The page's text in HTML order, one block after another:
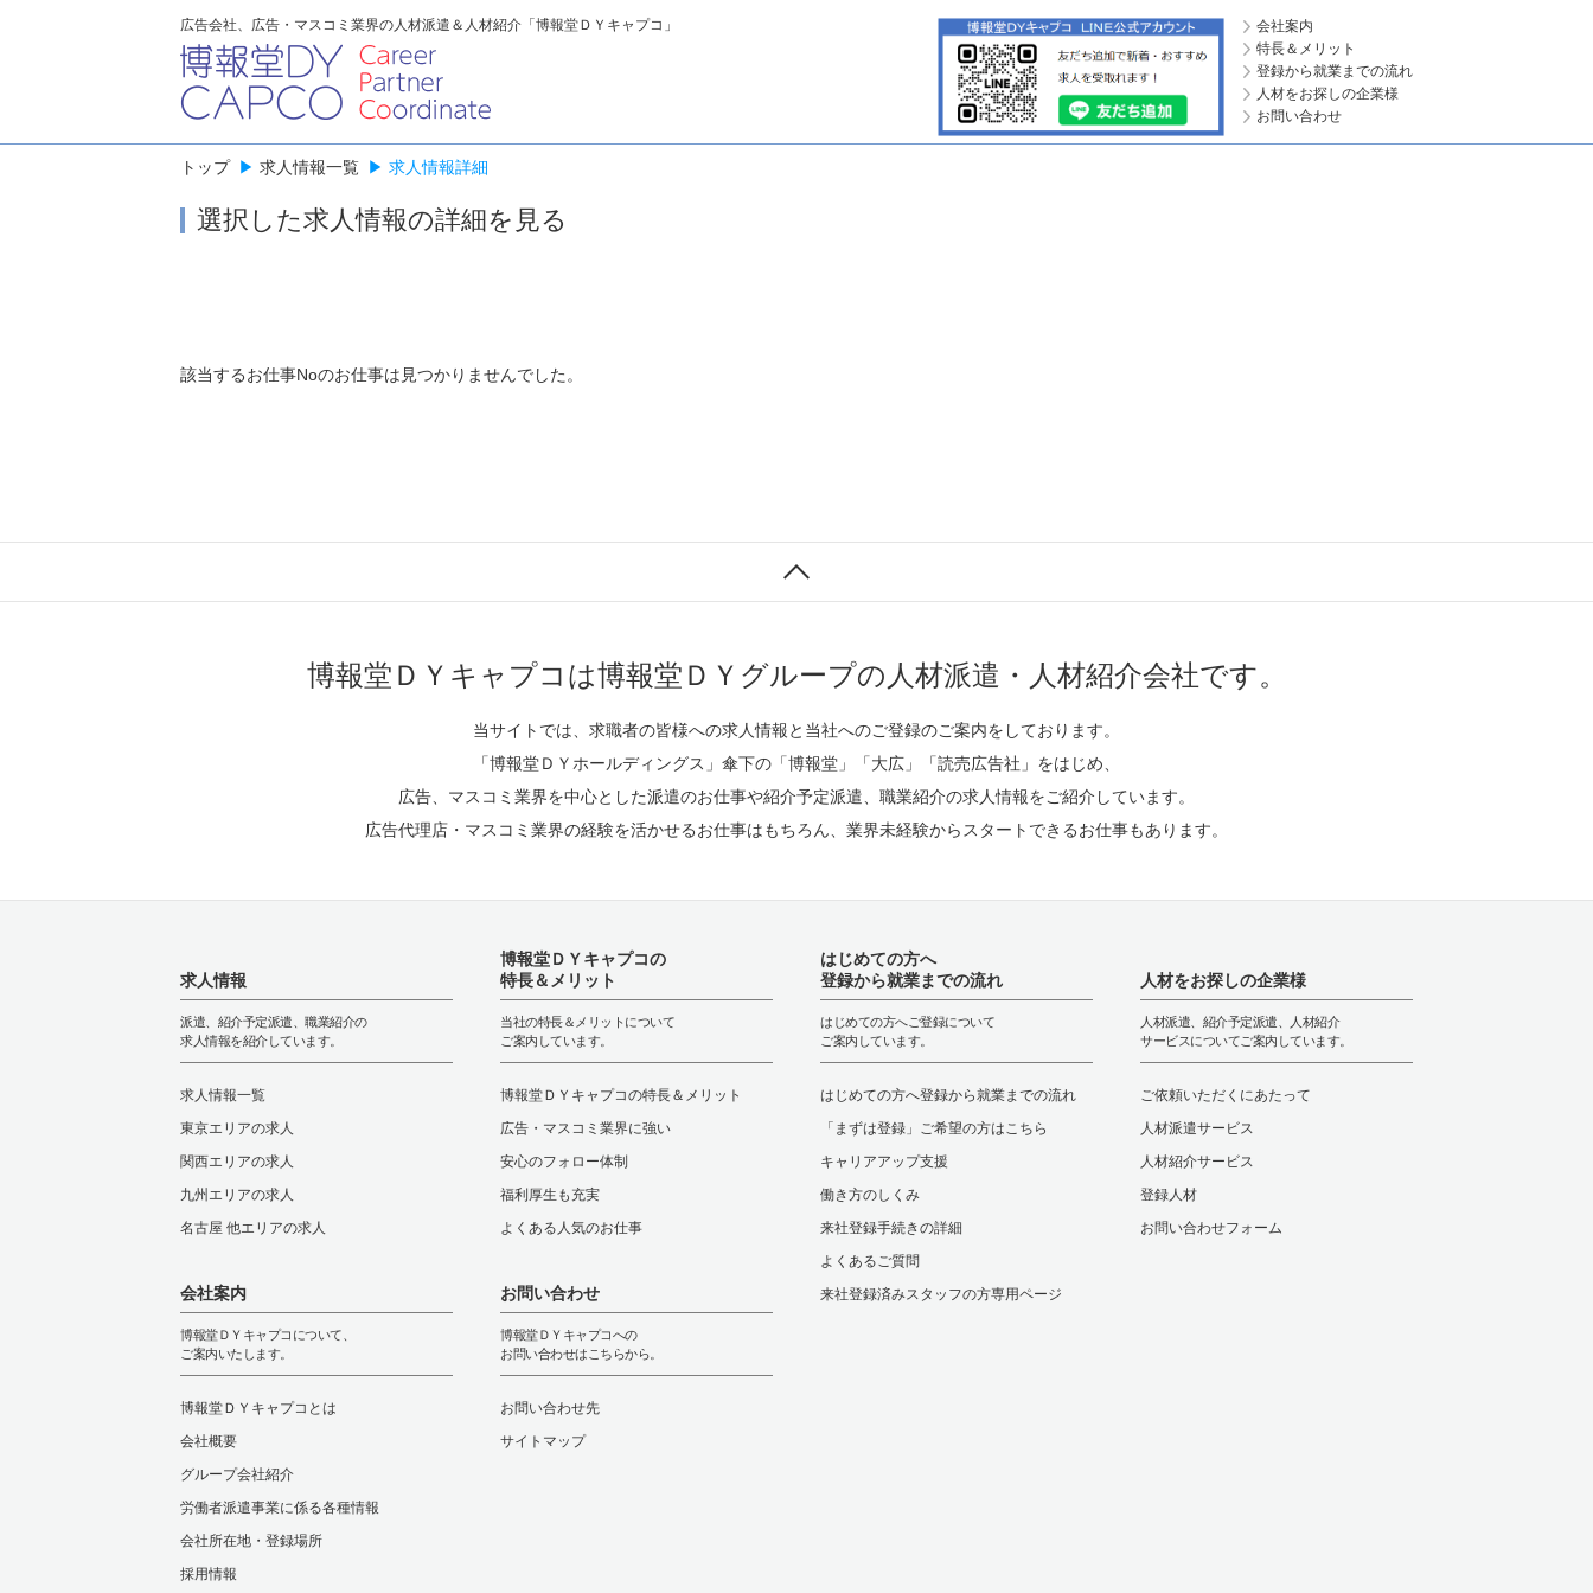
広告会社、広告・マスコミ業界の人材派遣＆人材紹介「博報堂ＤＹキャプコ」
会社案内
特長＆メリット
登録から就業までの流れ
人材をお探しの企業様
お問い合わせ
トップ ▶ 求人情報一覧 ▶ 求人情報詳細
選択した求人情報の詳細を見る
該当するお仕事Noのお仕事は見つかりませんでした。
博報堂ＤＹキャプコは博報堂ＤＹグループの人材派遣・人材紹介会社です。
当サイトでは、求職者の皆様への求人情報と当社へのご登録のご案内をしております。
「博報堂ＤＹホールディングス」傘下の「博報堂」「大広」「読売広告社」をはじめ、
広告、マスコミ業界を中心とした派遣のお仕事や紹介予定派遣、職業紹介の求人情報をご紹介しています。
広告代理店・マスコミ業界の経験を活かせるお仕事はもちろん、業界未経験からスタートできるお仕事もあります。
求人情報
派遣、紹介予定派遣、職業紹介の
求人情報を紹介しています。
求人情報一覧
東京エリアの求人
関西エリアの求人
九州エリアの求人
名古屋 他エリアの求人
会社案内
博報堂ＤＹキャプコについて、
ご案内いたします。
博報堂ＤＹキャプコとは
会社概要
グループ会社紹介
労働者派遣事業に係る各種情報
会社所在地・登録場所
採用情報
博報堂ＤＹキャプコの
特長＆メリット
当社の特長＆メリットについて
ご案内しています。
博報堂ＤＹキャプコの特長＆メリット
広告・マスコミ業界に強い
安心のフォロー体制
福利厚生も充実
よくある人気のお仕事
お問い合わせ
博報堂ＤＹキャプコへの
お問い合わせはこちらから。
お問い合わせ先
サイトマップ
はじめての方へ
登録から就業までの流れ
はじめての方へご登録について
ご案内しています。
はじめての方へ登録から就業までの流れ
「まずは登録」ご希望の方はこちら
キャリアアップ支援
働き方のしくみ
来社登録手続きの詳細
よくあるご質問
来社登録済みスタッフの方専用ページ
人材をお探しの企業様
人材派遣、紹介予定派遣、人材紹介
サービスについてご案内しています。
ご依頼いただくにあたって
人材派遣サービス
人材紹介サービス
登録人材
お問い合わせフォーム